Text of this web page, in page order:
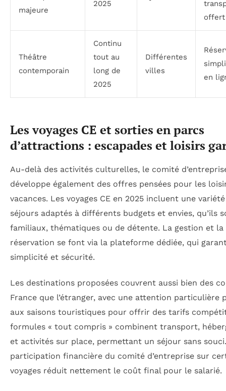
majeure
2025
offert
Théâtre
contemporain
Continu
tout au
long de
2025
Différentes
villes
en
Les voyages CE et sorties en parcs
d’attractions : escapades et loisirs
Au-delà des activités culturelles, le comité
développe également des offres pensées pour les
vacances. Les voyages CE en 2025 incluent une
séjours adaptés à différents budgets et envies, qu’ils
familiaux, thématiques ou de détente. La gestion et la
réservation se font via la plateforme dédiée, qui
simplicité et sécurité.
Les destinations proposées couvrent aussi bien des
France que l’étranger, avec une attention particulière
aux saisons touristiques pour offrir des tarifs
formules « tout compris » combinent transport,
et activités sur place, permettant un séjour sans
participation financière du comité d’entreprise sur
voyages réduit nettement le coût final pour le salarié.